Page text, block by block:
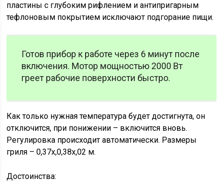
пластины с глубоким рифлением и антипригарным
тефлоновым покрытием исключают подгорание пищи.
Готов прибор к работе через 6 минут после
включения. Мотор мощностью 2000 Вт
греет рабочие поверхности быстро.
Как только нужная температура будет достигнута, он
отключится, при понижении – включится вновь.
Регулировка происходит автоматически. Размеры
гриля – 0,37х,0,38х,02 м.
Достоинства: